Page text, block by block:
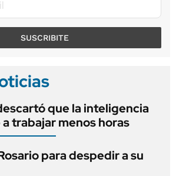
SUSCRIBITE
que la inteligencia
trabajar menos horas
para despedir a su